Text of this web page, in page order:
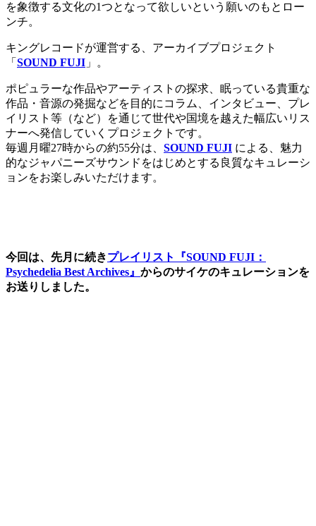
を象徴する文化の1つとなって欲しいという願いのもとロー
ンチ。
キングレコードが運営する、アーカイブプロジェクト
「 SOUND FUJI 」。
ポピュラーな作品やアーティストの探求、眠っている貴重な
作品・音源の発掘などを目的にコラム、インタビュー、プレ
イリスト等（など）を通じて世代や国境を越えた幅広いリス
ナーへ発信していくプロジェクトです。
毎週月曜27時からの約55分は、 SOUND FUJI による、魅力
的なジャパニーズサウンドをはじめとする良質なキュレーシ
ョンをお楽しみいただけます。
今回は、先月に続きプレイリスト『SOUND FUJI：
Psychedelia Best Archives』 からのサイケのキュレーションを
お送りしました。